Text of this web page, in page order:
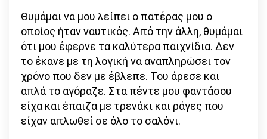
Θυμάμαι να μου λείπει ο πατέρας μου ο
οποίος ήταν ναυτικός. Από την άλλη, θυμάμαι
ότι μου έφερνε τα καλύτερα παιχνίδια. Δεν
το έκανε με τη λογική να αναπληρώσει τον
χρόνο που δεν με έβλεπε. Του άρεσε και
απλά το αγόραζε. Στα πέντε μου φαντάσου
είχα και έπαιζα με τρενάκι και ράγες που
είχαν απλωθεί σε όλο το σαλόνι.